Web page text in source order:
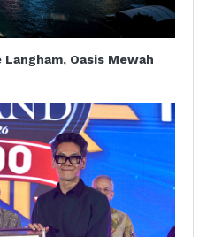
Oasis Mewah